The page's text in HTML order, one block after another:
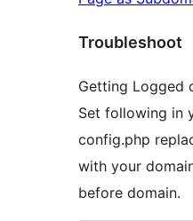
Troubleshoot
Getting Logged
Set following in
config.php
with your
before domain.